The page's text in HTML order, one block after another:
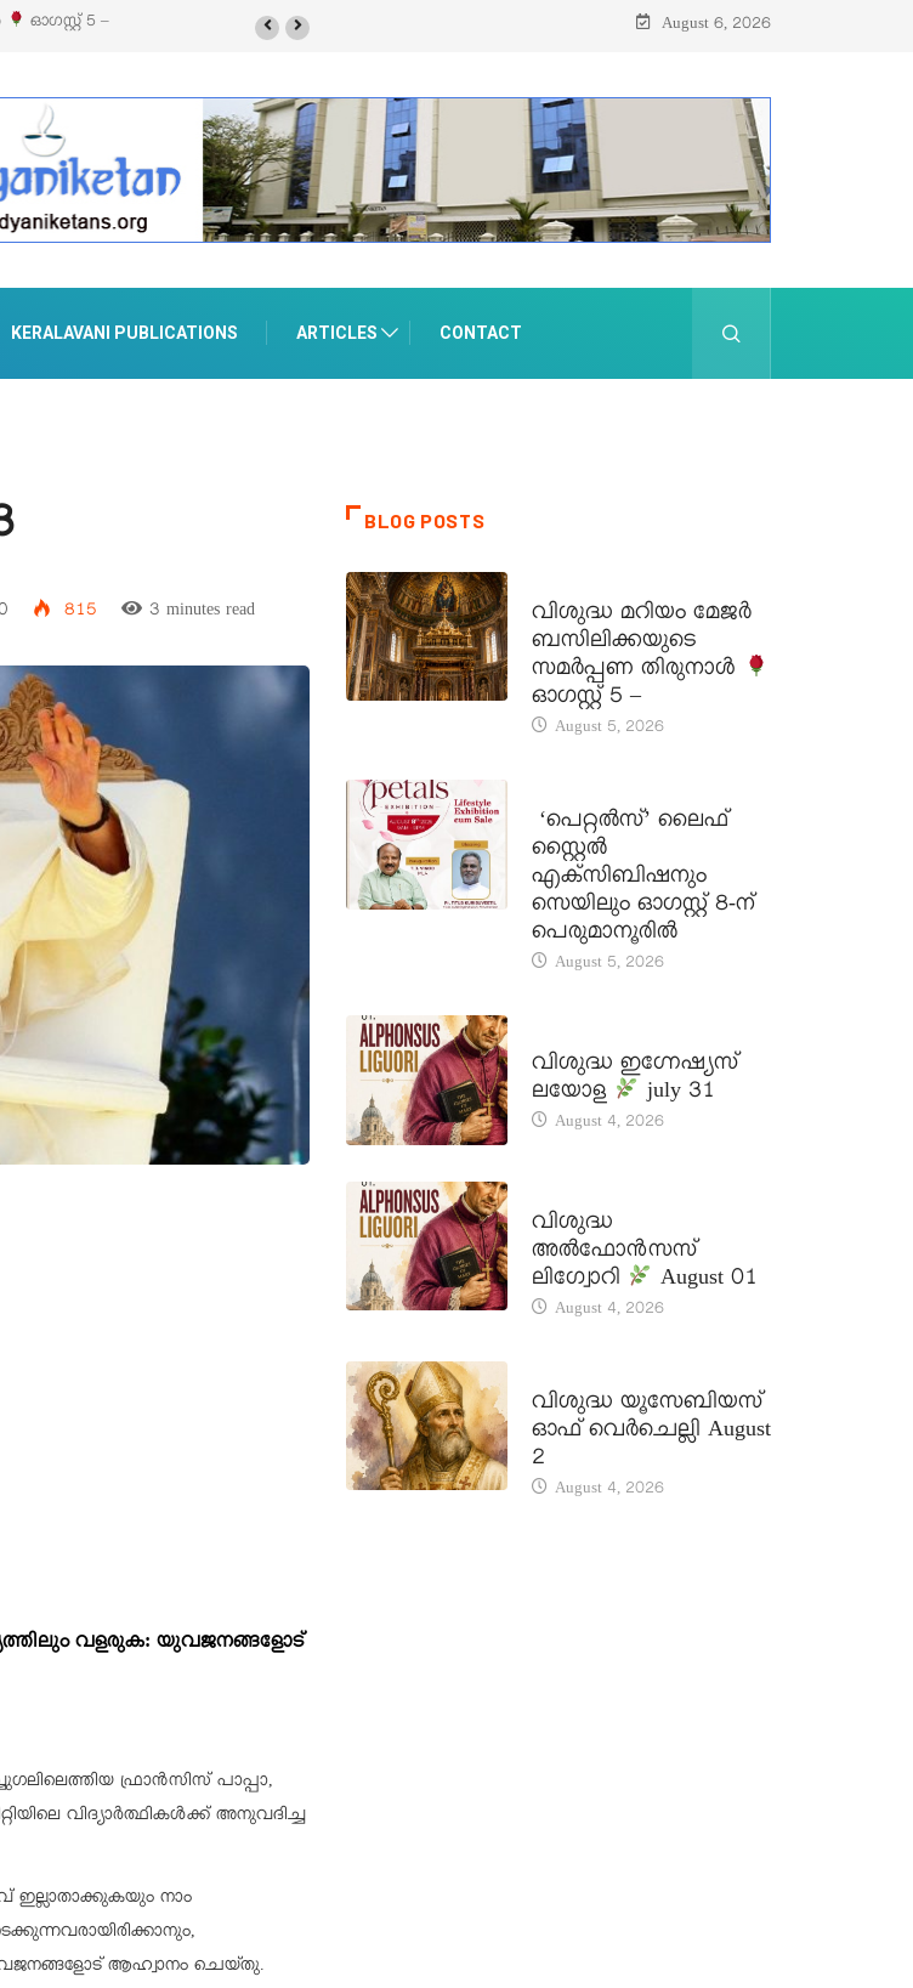
8-ന് പെരുമാനൂരിൽ August 6, 2026
KERALAVANI PUBLICATIONS ARTICLES CONTACT
815 3 minutes read
വളരുക: യുവജനങ്ങളോട്
ഫ്രാൻസിസ് പാപ്പാ,
വിദ്യാർത്ഥികൾക്ക് അനുവദിച്ച
ഇല്ലാതാക്കുകയും നാം
ആഹ്വാനം ചെയ്തു.
BLOG POSTS
വിശുദ്ധ മറിയം മേജർ
ബസിലിക്കയുടെ
സമർപ്പണ തിരുനാൾ
ഓഗസ്റ്റ് 5 –
August 5, 2026
‘പെറ്റൽസ്’ ലൈഫ്
സ്റ്റൈൽ
എക്സിബിഷനും
സെയിലും ഓഗസ്റ്റ് 8-ന്
പെരുമാനൂരിൽ
August 5, 2026
വിശുദ്ധ ഇഗ്നേഷ്യസ്
ലയോള
july 31
August 4, 2026
വിശുദ്ധ
അൽഫോൻസസ്
ലിഗ്വോറി
August 01
August 4, 2026
വിശുദ്ധ യൂസേബിയസ്
ഓഫ് വെർചെല്ലി August
2
August 4, 2026